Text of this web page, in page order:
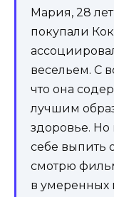
Мария, 28
покупали
весельем. С
что она
лучшим
здоровье. Но
себе выпить
смотрю
в умеренных